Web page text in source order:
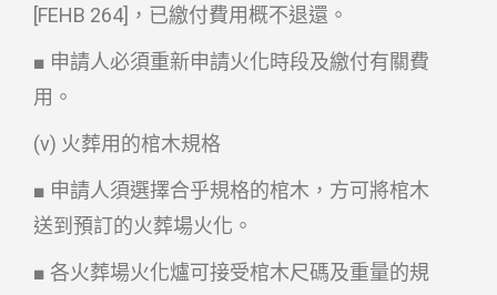
[FEHB 264]，已繳付費用概不退還。
■ 申請人必須重新申請火化時段及繳付有關費
用。
(v) 火葬用的棺木規格
■ 申請人須選擇合乎規格的棺木，方可將棺木
送到預訂的火葬場火化。
■ 各火葬場火化爐可接受棺木尺碼及重量的規